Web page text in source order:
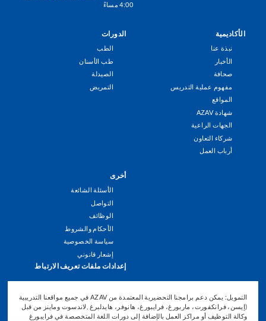
4:00 مساءً
Footer
Menu
الدورات
الطب
طب الأسنان
الصيدلة
التمريض
الأكاديمية
نبذة عنا
الأخبار
صحافة
مفهوم عملية التدريس
المواقع
شهادة AZAV
الجهات الراعية
شركاء التعاون
أرباب العمل
أخرى
الأسئلة الشائعة
التواصل
الوظائف
الأحكام والشروط
سياسة الخصوصية
إشعار قانوني
إعدادات ملفات تعريف الارتباط
التمويل: يمكن دعم برامجنا التحضيرية المعتمدة من AZAV في جميع مواقعنا التدريبية
(إيسن، فرانكفورت، ماربورغ، فرايبورغ، هانوفر، هايدلبرغ ,لاندسوت وماينز من قبل
وكالة التوظيف أو مراكز العمل بالإضافة إلى دورات اللغة المتخصصة في فرايبورغ